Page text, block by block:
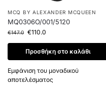
MCQ BY ALEXANDER MCQUEEN
MQ0306O/001/5120
€147.0 €110.0
Προσθήκη στο καλάθι
Εμφάνιση του μοναδικού
αποτελέσματος